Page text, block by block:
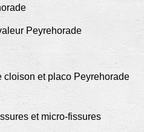
Peyrehorade
cloison et placo Peyrehorade
et micro-fissures